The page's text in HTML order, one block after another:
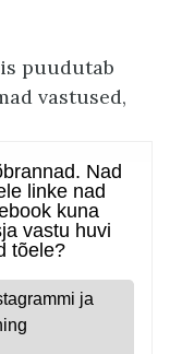
puudutab
vastused,